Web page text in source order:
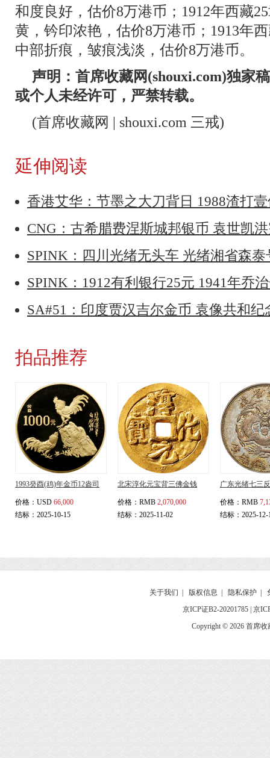
和度良好，估价8万港币；1912年西藏
黄，钤印浓艳，估价8万港币；1913年
中部折痕，皱痕浅淡，估价8万港币。
声明：首席收藏网(shouxi.com)独家
或个人未经许可，严禁转载。
(首席收藏网 | shouxi.com 三戒)
延伸阅读
香港艾华：节墨之大刀背日 1988渣打
CNG：古希腊费涅斯城邦银币 袁世凯
SPINK：四川光绪无头车 光绪湘省森
SPINK：1912有利银行25元 1941年乔
SA#51：印度贾汉吉尔金币 袁像共和
拍品推荐
1993癸酉(鸡)年金币12盎司
价格： USD 66,000
结标：2025-10-15
北宋淳化元宝背三佛金钱
价格： RMB 2,070,000
结标：2025-11-02
广东光绪七三
价格： RMB
结标：2025-12-
关于我们 版权信息 隐私保护
京ICP证B2-20201785 京
Copyright © 2026 首席收